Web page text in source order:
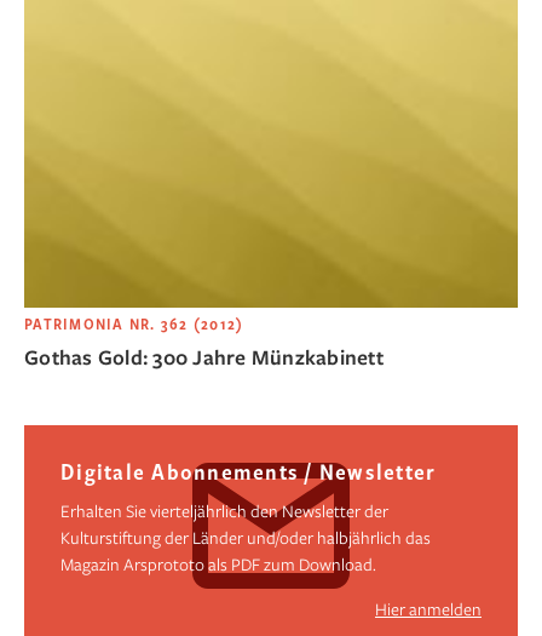
PATRIMONIA NR. 362 (2012)
Gothas Gold: 300 Jahre Münzkabinett
Digitale Abonnements / Newsletter
Erhalten Sie vierteljährlich den Newsletter der
Kulturstiftung der Länder und/oder halbjährlich das
Magazin Arsprototo als PDF zum Download.
Hier anmelden